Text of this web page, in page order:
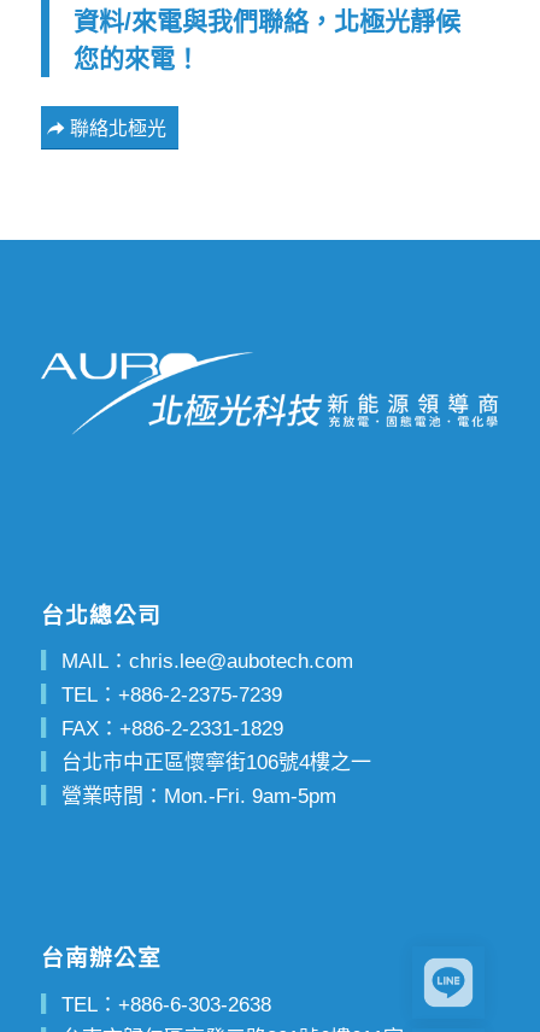
資料/來電與我們聯絡，北極光靜候
您的來電！
聯絡北極光
台北總公司
MAIL： chris.lee@aubotech.com
TEL： +886-2-2375-7239
FAX： +886-2-2331-1829
台北市中正區懷寧街106號4樓之一
營業時間：Mon.-Fri. 9am-5pm
台南辦公室
TEL： +886-6-303-2638